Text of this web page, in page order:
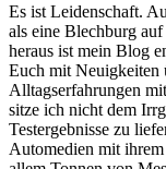
Es ist Leidenschaft.
als eine Blechburg
heraus ist mein Blog
Euch mit Neuigkeiten
Alltagserfahrungen
sitze ich nicht dem
Testergebnisse zu
Automedien mit